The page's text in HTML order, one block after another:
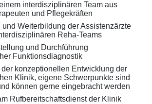
interdisziplinären Team aus
und Pflegekräften
und Weiterbildung der Assistenzärzte
Reha-Teams
und Durchführung
Funktionsdiagnostik
der konzeptionellen Entwicklung der
Klinik, eigene Schwerpunkte sind
können gerne eingebracht werden
Rufbereitschaftsdienst der Klinik